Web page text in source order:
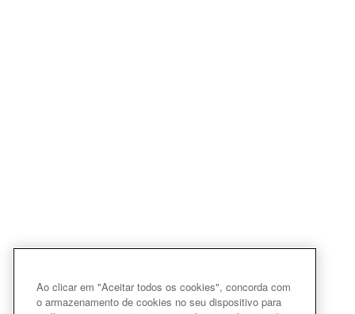
Ao clicar em "Aceitar todos os cookies", concorda com
o armazenamento de cookies no seu dispositivo para